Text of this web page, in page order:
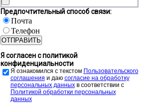
Предпочтительный способ связи:
Почта
Телефон
ОТПРАВИТЬ
Я согласен с политикой
конфиденциальности
Я ознакомился с текстом Пользовательского
соглашения и даю cогласие на обработку
персональных данныхв соответствии с
Политикой обработки персональных
данных